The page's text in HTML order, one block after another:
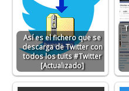
Así es el fichero que se
descarga de Twitter con
todos los tuits #Twitter
[Actualizado]